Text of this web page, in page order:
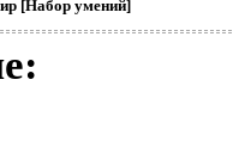
[Набор умений]